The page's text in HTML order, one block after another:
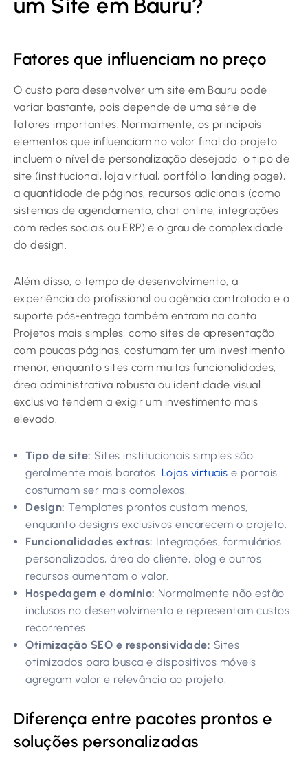
um Site em Bauru?
Fatores que influenciam no preço
O custo para desenvolver um site em Bauru pode
variar bastante, pois depende de uma série de
fatores importantes. Normalmente, os principais
elementos que influenciam no valor final do projeto
incluem o nível de personalização desejado, o tipo de
site (institucional, loja virtual, portfólio, landing page),
a quantidade de páginas, recursos adicionais (como
sistemas de agendamento, chat online, integrações
com redes sociais ou ERP) e o grau de complexidade
do design.
Além disso, o tempo de desenvolvimento, a
experiência do profissional ou agência contratada e o
suporte pós-entrega também entram na conta.
Projetos mais simples, como sites de apresentação
com poucas páginas, costumam ter um investimento
menor, enquanto sites com muitas funcionalidades,
área administrativa robusta ou identidade visual
exclusiva tendem a exigir um investimento mais
elevado.
Tipo de site: Sites institucionais simples são
geralmente mais baratos. Lojas virtuais e portais
costumam ser mais complexos.
Design: Templates prontos custam menos,
enquanto designs exclusivos encarecem o projeto.
Funcionalidades extras: Integrações, formulários
personalizados, área do cliente, blog e outros
recursos aumentam o valor.
Hospedagem e domínio: Normalmente não estão
inclusos no desenvolvimento e representam custos
recorrentes.
Otimização SEO e responsividade: Sites
otimizados para busca e dispositivos móveis
agregam valor e relevância ao projeto.
Diferença entre pacotes prontos e
soluções personalizadas